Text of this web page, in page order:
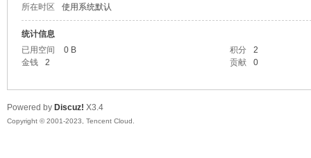
uz!
所在时区
使用系统默认
统计信息
已用空间
0 B 积分
2
金钱
2 贡献 0
Powered by Discuz! X3.4
Copyright © 2001-2023, Tencent Cloud.